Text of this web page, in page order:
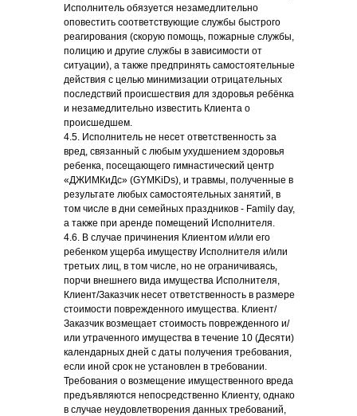
Исполнитель обязуется незамедлительно
оповестить соответствующие службы быстрого
реагирования (скорую помощь, пожарные службы,
полицию и другие службы в зависимости от
ситуации), а также предпринять самостоятельные
действия с целью минимизации отрицательных
последствий происшествия для здоровья ребёнка
и незамедлительно известить Клиента о
происшедшем.
4.5. Исполнитель не несет ответственность за
вред, связанный с любым ухудшением здоровья
ребенка, посещающего гимнастический центр
«ДЖИМКиДс» (GYMKiDs), и травмы, полученные в
результате любых самостоятельных занятий, в
том числе в дни семейных праздников - Family day,
а также при аренде помещений Исполнителя.
4.6. В случае причинения Клиентом и/или его
ребенком ущерба имуществу Исполнителя и/или
третьих лиц, в том числе, но не ограничиваясь,
порчи внешнего вида имущества Исполнителя,
Клиент/Заказчик несет ответственность в размере
стоимости поврежденного имущества. Клиент/
Заказчик возмещает стоимость поврежденного и/
или утраченного имущества в течение 10 (Десяти)
календарных дней с даты получения требования,
если иной срок не установлен в требовании.
Требования о возмещение имущественного вреда
предъявляются непосредственно Клиенту, однако
в случае неудовлетворения данных требований,